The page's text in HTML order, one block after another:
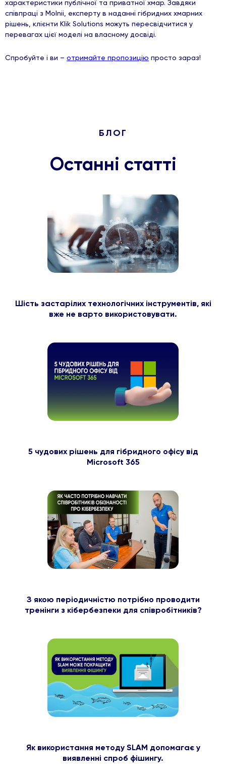
характеристики публічної та приватної хмар. Завдяки
співпраці з Molnii, експерту в наданні гібридних хмарних
рішень, клієнти Klik Solutions можуть пересвідчитися у
перевагах цієї моделі на власному досвіді.
Спробуйте і ви – отримайте пропозицію просто зараз!
БЛОГ
Останні статті
Шість застарілих технологічних інструментів, які
вже не варто використовувати.
5 чудових рішень для гібридного офісу від
Microsoft 365
З якою періодичністю потрібно проводити
тренінги з кібербезпеки для співробітників?
Як використання методу SLAM допомагає у
виявленні спроб фішингу.